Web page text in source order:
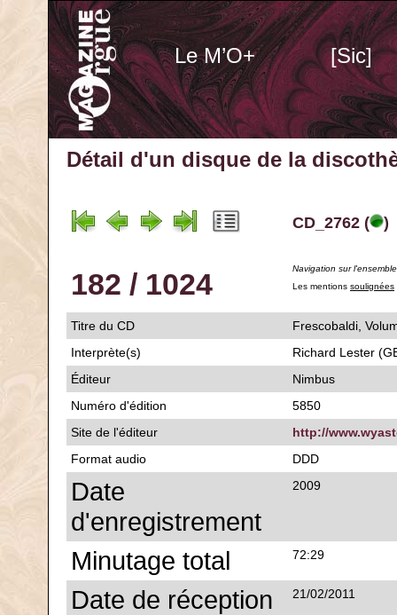
Le M’O+ [Sic]
Détail d'un disque de la
CD_2762 ( )
182 / 1024
Navigation sur
Les mentions soulignées
Titre du CD
Interprète(s)
Richard Lester
Éditeur
Nimbus
Numéro d'édition
5850
Site de l'éditeur
http://
Format audio
DDD
Date
d'enregistrement
2009
Minutage total 72:29
Date de réception
21/02/2011